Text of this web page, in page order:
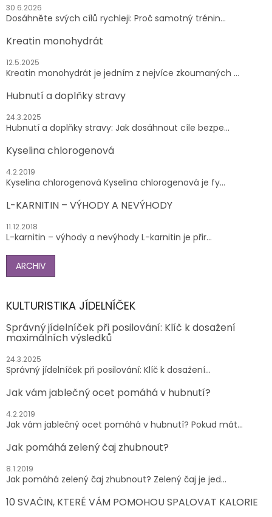
30.6.2026
Dosáhněte svých cílů rychleji: Proč samotný trénin...
Kreatin monohydrát
12.5.2025
Kreatin monohydrát je jedním z nejvíce zkoumaných ...
Hubnutí a doplňky stravy
24.3.2025
Hubnutí a doplňky stravy: Jak dosáhnout cíle bezpe...
Kyselina chlorogenová
4.2.2019
Kyselina chlorogenová Kyselina chlorogenová je fy...
L-KARNITIN – VÝHODY A NEVÝHODY
11.12.2018
L-karnitin – výhody a nevýhody L-karnitin je přir...
ARCHIV
KULTURISTIKA JÍDELNÍČEK
Správný jídelníček při posilování: Klíč k dosažení
maximálních výsledků
24.3.2025
Správný jídelníček při posilování: Klíč k dosažení...
Jak vám jablečný ocet pomáhá v hubnutí?
4.2.2019
Jak vám jablečný ocet pomáhá v hubnutí? Pokud mát...
Jak pomáhá zelený čaj zhubnout?
8.1.2019
Jak pomáhá zelený čaj zhubnout? Zelený čaj je jed...
10 SVAČIN, KTERÉ VÁM POMOHOU SPALOVAT KALORIE